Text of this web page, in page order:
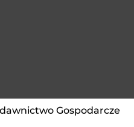
Gospodarcze